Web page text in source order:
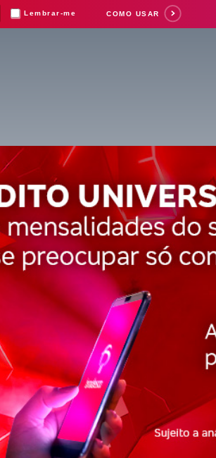
Suas buscas
Renegociação de
Dívidas
Lembrar-me COMO USAR